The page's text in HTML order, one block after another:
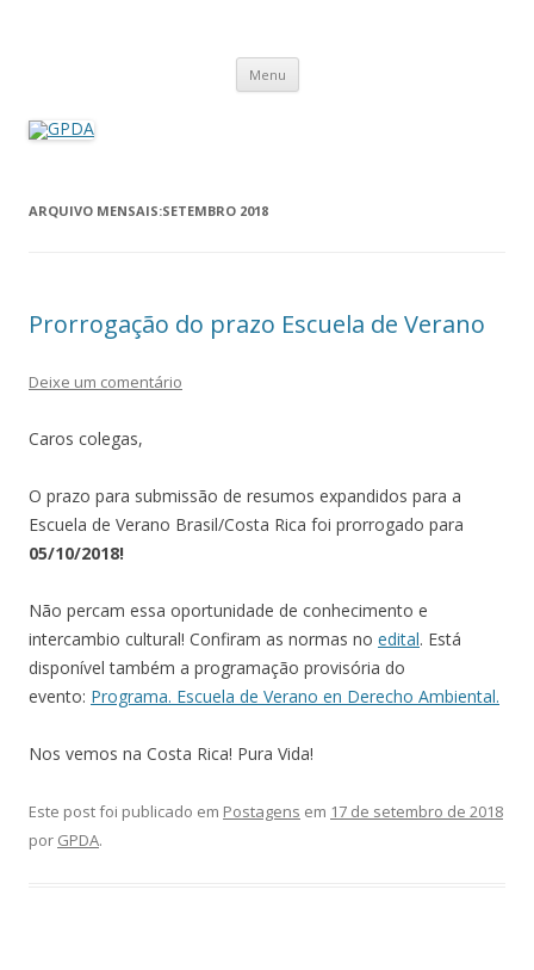
Menu Pular
o
ARQUIVO MENSAIS:SETEMBRO 2018
Prorrogação do prazo Escuela de Verano
Deixe um comentário
Caros colegas,
O prazo para submissão de resumos expandidos para a
Escuela de Verano Brasil/Costa Rica foi prorrogado para
05/10/2018!
Não percam essa oportunidade de conhecimento e
intercambio cultural! Confiram as normas no edital. Está
disponível também a programação provisória do
evento: Programa. Escuela de Verano en Derecho Ambiental.
Nos vemos na Costa Rica! Pura Vida!
Este post foi publicado em Postagens em 17 de setembro de 2018
por GPDA.